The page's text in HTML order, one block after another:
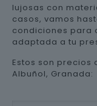
lujosas con
casos, vamos
condiciones para
adaptada a tu
Estos son
Albuñol, Granada: